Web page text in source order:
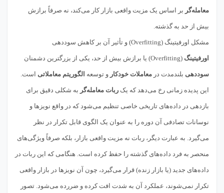
معامله‌گر بر اساس یک مزیت واقعی بازار کار می‌کند، نه صرفاً برازش
بیش از حد به گذشته.
مشکل اورفیتینگ (Overfitting) و تأثیر آن بر کاهش سوددهی
اورفیتینگ (Overfitting) یا برازش بیش از حد، یکی از بزرگترین دشمنان
سوددهی بلندمدت در معاملات خودکار و توسعه الگوریتم معاملاتی است.
این پدیده زمانی رخ می‌دهد که یک ربات معامله‌گر به شکلی دقیق برای
بازدهی در داده‌های تاریخی خاصی تنظیم می‌شود که در واقع نویزها و
نوسانات تصادفی آن دوره را به عنوان یک الگوی قابل تکرار در نظر
می‌گیرد. به عبارت دیگر، ربات نه مزیت واقعی بازار، بلکه صرفاً ویژگی‌های
منحصر به فرد داده‌های گذشته را حفظ کرده است. هنگامی که این ربات در
داده‌های جدید (یا بازار زنده) قرار می‌گیرد، چون آن نویزها در بازار واقعی
تکرار نمی‌شوند، عملکرد آن به شدت افت کرده و ضررده می‌شود. تصور